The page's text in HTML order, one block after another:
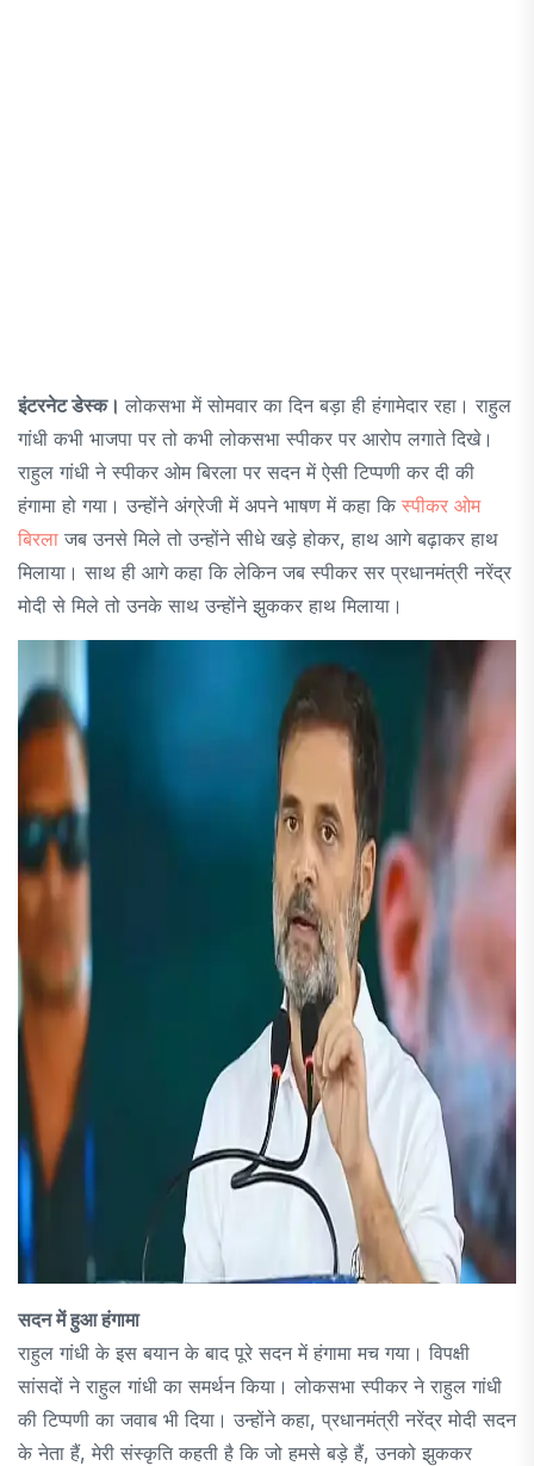
इंटरनेट डेस्क। लोकसभा में सोमवार का दिन बड़ा ही हंगामेदार रहा। राहुल
गांधी कभी भाजपा पर तो कभी लोकसभा स्पीकर पर आरोप लगाते दिखे।
राहुल गांधी ने स्पीकर ओम बिरला पर सदन में ऐसी टिप्पणी कर दी की
हंगामा हो गया। उन्होंने अंग्रेजी में अपने भाषण में कहा कि स्पीकर ओम
बिरला जब उनसे मिले तो उन्होंने सीधे खड़े होकर, हाथ आगे बढ़ाकर हाथ
मिलाया। साथ ही आगे कहा कि लेकिन जब स्पीकर सर प्रधानमंत्री नरेंद्र
मोदी से मिले तो उनके साथ उन्होंने झुककर हाथ मिलाया।
सदन में हुआ हंगामा
राहुल गांधी के इस बयान के बाद पूरे सदन में हंगामा मच गया। विपक्षी
सांसदों ने राहुल गांधी का समर्थन किया। लोकसभा स्पीकर ने राहुल गांधी
की टिप्पणी का जवाब भी दिया। उन्होंने कहा, प्रधानमंत्री नरेंद्र मोदी सदन
के नेता हैं, मेरी संस्कृति कहती है कि जो हमसे बड़े हैं, उनको झुककर